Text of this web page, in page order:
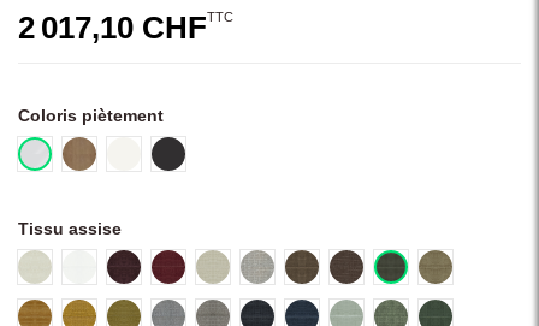
2 017,10 CHFTTC
Coloris piètement
00L - Poli14 - Laiton antique
30 - Blanc mat
31 - Noir mat
Tissu assise
NV100 - Crème
NV111 - Blanc polaire
NV303 - Bordeaux
NV306 - Rouge vin
NV400 - Beige lin
NV401 - Gris clair
NV404 - Chocolat
NV404 - Marron
NV405 - Gris Kaki
NV406 - Olive
NV500 - Camel
NV501 - Moutarde
NV503 -KakiNV603 -GrisNV604 - Gris taupe
NV605 - Bleu nuit
NV704 - Bleu encre
NV800 - Vert menthe
NV802 - Vert sauge
NV804 - Vert